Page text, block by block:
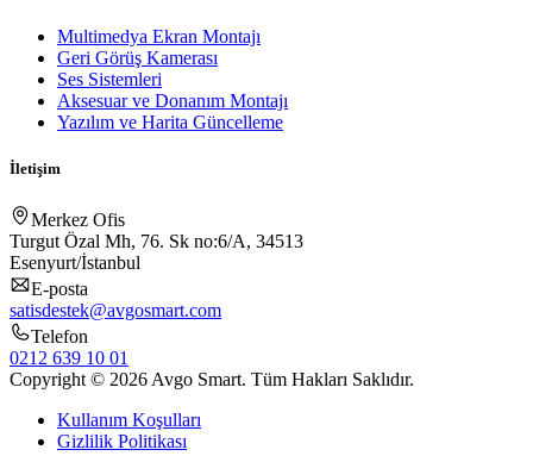
Multimedya Ekran Montajı
Geri Görüş Kamerası
Ses Sistemleri
Aksesuar ve Donanım Montajı
Yazılım ve Harita Güncelleme
İletişim
Merkez Ofis
Turgut Özal Mh, 76. Sk no:6/A, 34513
Esenyurt/İstanbul
E-posta
satisdestek@avgosmart.com
Telefon
0212 639 10 01
Copyright © 2026 Avgo Smart. Tüm Hakları Saklıdır.
Kullanım Koşulları
Gizlilik Politikası